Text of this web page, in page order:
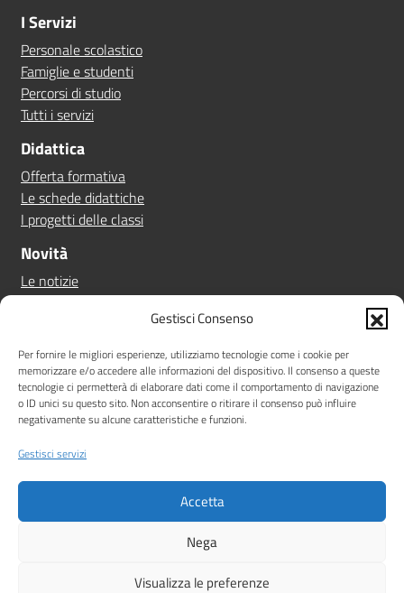
Gestisci Consenso
Per fornire le migliori esperienze, utilizziamo tecnologie come i cookie per
memorizzare e/o accedere alle informazioni del dispositivo. Il consenso a queste
tecnologie ci permetterà di elaborare dati come il comportamento di navigazione
o ID unici su questo sito. Non acconsentire o ritirare il consenso può influire
negativamente su alcune caratteristiche e funzioni.
Gestisci servizi
Accetta
Nega
Visualizza le preferenze
I Servizi
Personale scolastico
Famiglie e studenti
Percorsi di studio
Tutti i servizi
Didattica
Offerta formativa
Le schede didattiche
I progetti delle classi
Novità
Le notizie
Le circolari
Albo online
Pn 21/27
Ptof
Iscrizioni
Sicurezza
Amministrazione TrasparenteAlbo onlinePrivacy Policy
Dichiarazione di accessibilità
Idea e progetto di Designers Italia